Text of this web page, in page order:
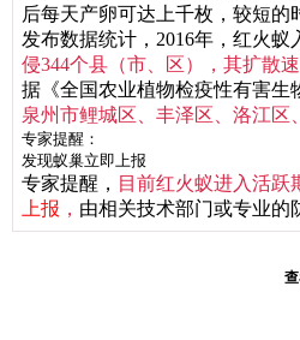
后每天产卵可达上千枚，较短
发布数据统计，2016年，红火
侵344个县（市、区），其扩散速
据《全国农业植物检疫性有害生
泉州市鲤城区、丰泽区、洛江
专家提醒：
发现蚁巢立即上报
专家提醒， 目前红火蚁进入活
上报 ， 由相关技术部门或专业的